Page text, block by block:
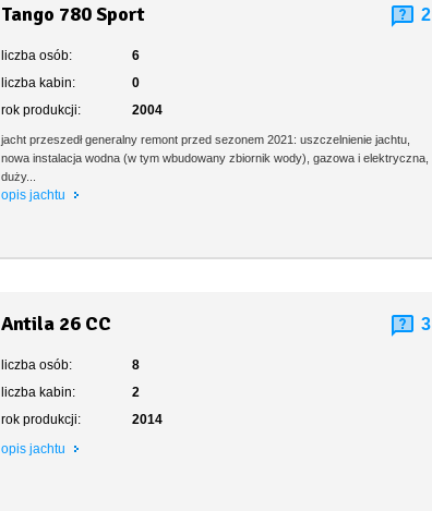
Tango 780 Sport 2
liczba osób:
6
liczba kabin:
0
rok produkcji:
2004
jacht przeszedł generalny remont przed sezonem 2021: uszczelnienie jachtu,
nowa instalacja wodna (w tym wbudowany zbiornik wody), gazowa i elektryczna,
duży...
opis jachtu
Antila 26 CC 3
liczba osób:
8
liczba kabin:
2
rok produkcji:
2014
opis jachtu